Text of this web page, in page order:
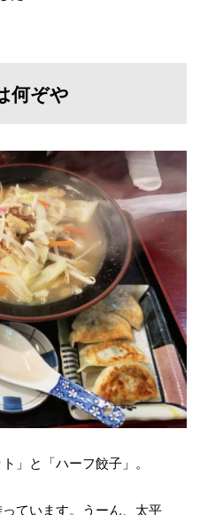
何ぞや
」と「ハーフ餃子」。
ています。うーん、太平